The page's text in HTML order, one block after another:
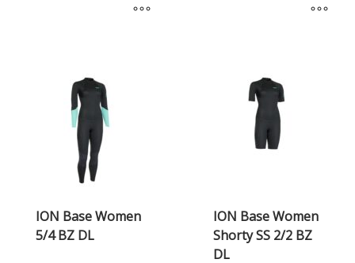
ION Base Women
5/4 BZ DL
ION Base Women
Shorty SS 2/2 BZ
DL